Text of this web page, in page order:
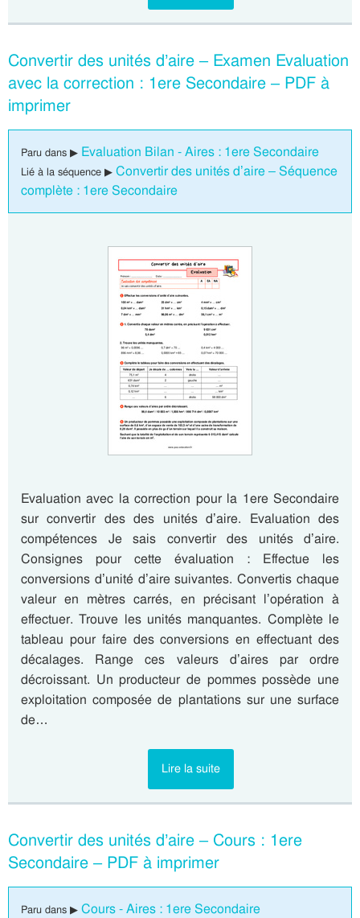
Convertir des unités d’aire – Examen Evaluation
avec la correction : 1ere Secondaire – PDF à
imprimer
Paru dans ▶ Evaluation Bilan - Aires : 1ere Secondaire
Lié à la séquence ▶ Convertir des unités d’aire – Séquence
complète : 1ere Secondaire
Evaluation avec la correction pour la 1ere Secondaire
sur convertir des des unités d’aire. Evaluation des
compétences Je sais convertir des unités d’aire.
Consignes pour cette évaluation : Effectue les
conversions d’unité d’aire suivantes. Convertis chaque
valeur en mètres carrés, en précisant l’opération à
effectuer. Trouve les unités manquantes. Complète le
tableau pour faire des conversions en effectuant des
décalages. Range ces valeurs d’aires par ordre
décroissant. Un producteur de pommes possède une
exploitation composée de plantations sur une surface
de…
Lire la suite
Convertir des unités d’aire – Cours : 1ere
Secondaire – PDF à imprimer
Paru dans ▶ Cours - Aires : 1ere Secondaire